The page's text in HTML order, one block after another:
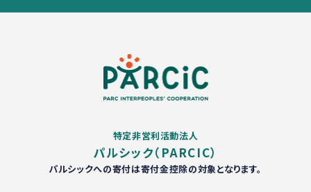
特定非営利活動法人
パルシック（PARCIC）
パルシックへの寄付は寄付金控除の対象となります。